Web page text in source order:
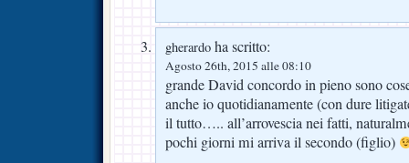
gherardo ha scritto:
Agosto 26th, 2015 alle 08:10
grande David concordo in pieno sono
anche io quotidianamente (con dure
il tutto….. all’arrovescia nei fatti,
pochi giorni mi arriva il secondo (figlio)